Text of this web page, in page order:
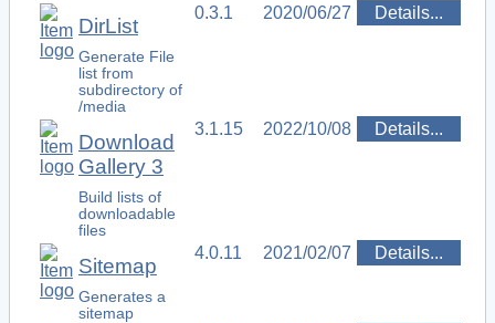
DirList
Generate File
list from
subdirectory of
/media
0.3.1 2020/06/27 Details...
Download
Gallery 3
Build lists of
downloadable
files
3.1.15 2022/10/08 Details...
Sitemap
Generates a
sitemap
4.0.11 2021/02/07 Details...